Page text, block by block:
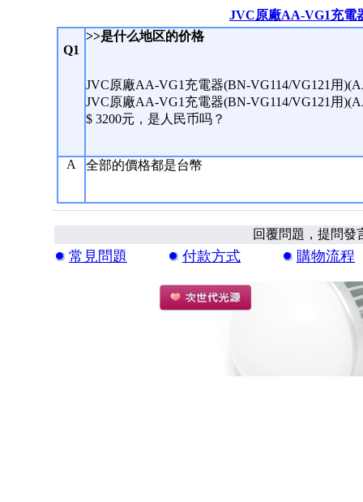
JVC原廠AA-VG1充電
Q1
>>是什么地区的价格
JVC原廠AA-VG1充電器(BN-VG114/VG121用
JVC原廠AA-VG1充電器(BN-VG114/VG121用
$ 3200元，是人民币吗？
A 全部的價格都是台幣
回覆問題，提問
常見問題 付款方式 購物流程